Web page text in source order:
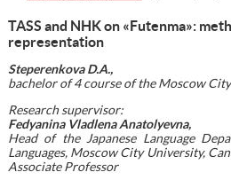
TASS and NHK on «Futenma»:
representation
Steperenkova D.A.,
bachelorof 4 course of the Moscow
Research supervisor:
Fedyanina Vladlena Anatolyevna,
Head of the Japanese Language
Languages, Moscow City University,
Associate Professor